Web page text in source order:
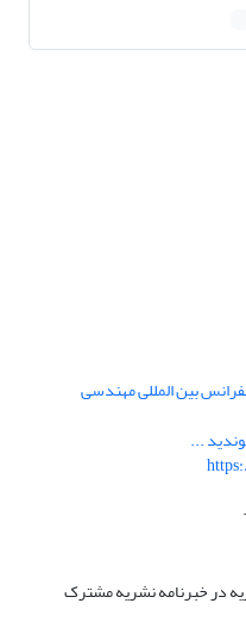
بین المللی مهندسی
...
در خبرنامه نشریه مشترک